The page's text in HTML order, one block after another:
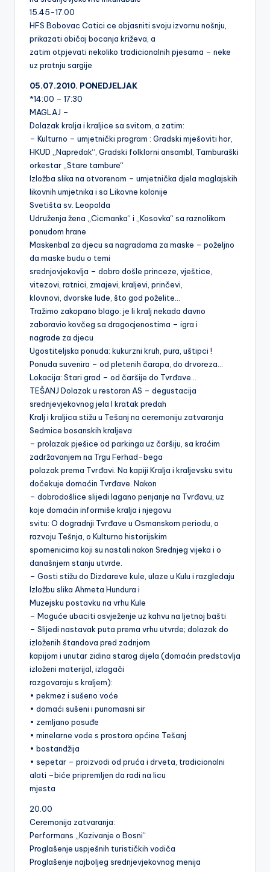
15.45-17.00
HFS Bobovac Catici ce objasniti svoju izvornu nošnju,
prikazati običaj bocanja križeva, a
zatim otpjevati nekoliko tradicionalnih pjesama – neke
uz pratnju sargije
05.07.2010. PONEDJELJAK
*14:00 – 17:30
MAGLAJ –
Dolazak kralja i kraljice sa svitom, a zatim:
– Kulturno – umjetnički program : Gradski mješoviti hor,
HKUD „Napredak“, Gradski folklorni ansambl, Tamburaški
orkestar „Stare tambure“
Izložba slika na otvorenom – umjetnička djela maglajskih
likovnih umjetnika i sa Likovne kolonije
Svetišta sv. Leopolda
Udruženja žena „Cicmanka“ i „Kosovka“ sa raznolikom
ponudom hrane
Maskenbal za djecu sa nagradama za maske – poželjno
da maske budu o temi
srednjovjekovlja – dobro došle princeze, vještice,
vitezovi, ratnici, zmajevi, kraljevi, prinčevi,
klovnovi, dvorske lude, što god poželite…
Tražimo zakopano blago: je li kralj nekada davno
zaboravio kovčeg sa dragocjenostima – igra i
nagrade za djecu
Ugostiteljska ponuda: kukurzni kruh, pura, uštipci !
Ponuda suvenira – od pletenih čarapa, do drvoreza…
Lokacija: Stari grad – od čaršije do Tvrđave…
TEŠANJ Dolazak u restoran AS – degustacija
srednjevjekovnog jela I kratak predah
Kralj i kraljica stižu u Tešanj na ceremoniju zatvaranja
Sedmice bosanskih kraljeva
– prolazak pješice od parkinga uz čaršiju, sa kraćim
zadržavanjem na Trgu Ferhad-bega
polazak prema Tvrđavi. Na kapiji Kralja i kraljevsku svitu
dočekuje domaćin Tvrđave. Nakon
– dobrodošlice slijedi lagano penjanje na Tvrđavu, uz
koje domaćin informiše kralja i njegovu
svitu: O dogradnji Tvrđave u Osmanskom periodu, o
razvoju Tešnja, o Kulturno historijskim
spomenicima koji su nastali nakon Srednjeg vijeka i o
današnjem stanju utvrde.
– Gosti stižu do Dizdareve kule, ulaze u Kulu i razgledaju
Izložbu slika Ahmeta Hundura i
Muzejsku postavku na vrhu Kule
– Moguće ubaciti osvježenje uz kahvu na ljetnoj bašti
– Slijedi nastavak puta prema vrhu utvrde; dolazak do
izloženih štandova pred zadnjom
kapijom i unutar zidina starog dijela (domaćin predstavlja
izloženi materijal, izlagači
razgovaraju s kraljem):
• pekmez i sušeno voće
• domaći sušeni i punomasni sir
• zemljano posuđe
• minelarne vode s prostora općine Tešanj
• bostandžija
• sepetar – proizvodi od pruća i drveta, tradicionalni
alati –biće pripremljen da radi na licu
mjesta
20.00
Ceremonija zatvaranja:
Performans „Kazivanje o Bosni“
Proglašenje uspješnih turističkih vodiča
Proglašenje najboljeg srednjevjekovnog menija